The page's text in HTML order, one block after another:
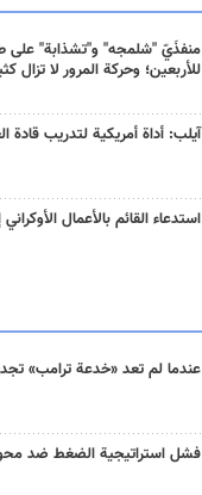
منفذَيّ "شلمجه" و"تشذابة" على
للأربعين؛ وحركة المرور لا تزال
آيلب: أداة أمريكية لتدريب قادة
استدعاء القائم بالأعمال
عندما لم تعد «خدعة ترامب»
فشل استراتيجية الضغط ضد